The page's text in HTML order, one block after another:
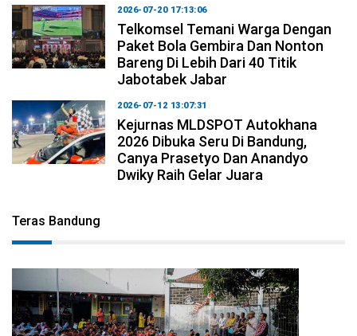
2026-07-20 17:13:06
Telkomsel Temani Warga Dengan
Paket Bola Gembira Dan Nonton
Bareng Di Lebih Dari 40 Titik
Jabotabek Jabar
2026-07-12 13:07:31
Kejurnas MLDSPOT Autokhana
2026 Dibuka Seru Di Bandung,
Canya Prasetyo Dan Anandyo
Dwiky Raih Gelar Juara
Teras Bandung